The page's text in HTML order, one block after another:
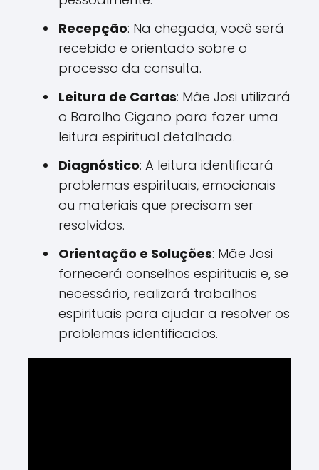
Recepção: Na chegada, você será
recebido e orientado sobre o
processo da consulta.
Leitura de Cartas: Mãe Josi utilizará
o Baralho Cigano para fazer uma
leitura espiritual detalhada.
Diagnóstico: A leitura identificará
problemas espirituais, emocionais
ou materiais que precisam ser
resolvidos.
Orientação e Soluções: Mãe Josi
fornecerá conselhos espirituais e, se
necessário, realizará trabalhos
espirituais para ajudar a resolver os
problemas identificados.